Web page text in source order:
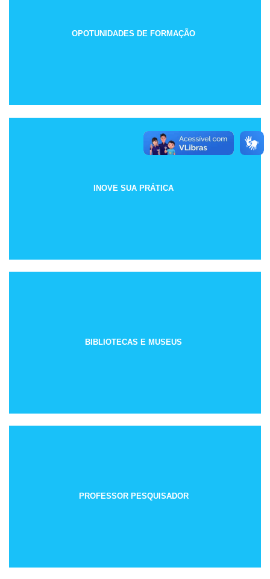
OPOTUNIDADES DE FORMAÇÃO
INOVE SUA PRÁTICA
BIBLIOTECAS E MUSEUS
PROFESSOR PESQUISADOR